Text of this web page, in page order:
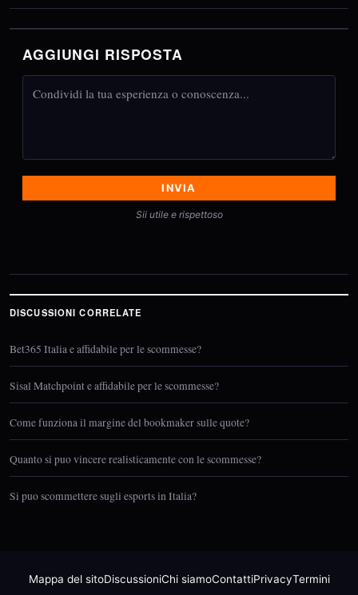
DISCUSSIONI CORRELATE
Bet365 Italia e affidabile per le scommesse?
Sisal Matchpoint e affidabile per le scommesse?
Come funziona il margine del bookmaker sulle quote?
Quanto si puo vincere realisticamente con le scommesse?
Si puo scommettere sugli esports in Italia?
AGGIUNGI RISPOSTA
INVIA
Sii utile e rispettoso
Mappa del sitoDiscussioniChi siamoContattiPrivacyTermini